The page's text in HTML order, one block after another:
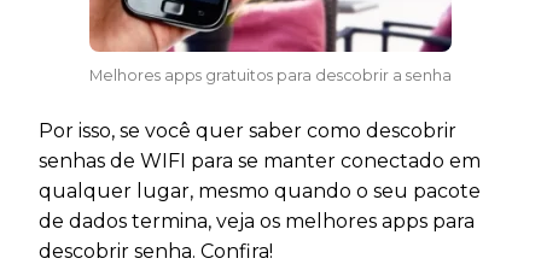
Melhores apps gratuitos para descobrir a senha
Por isso, se você quer saber como descobrir
senhas de WIFI para se manter conectado em
qualquer lugar, mesmo quando o seu pacote
de dados termina, veja os melhores apps para
descobrir senha. Confira!